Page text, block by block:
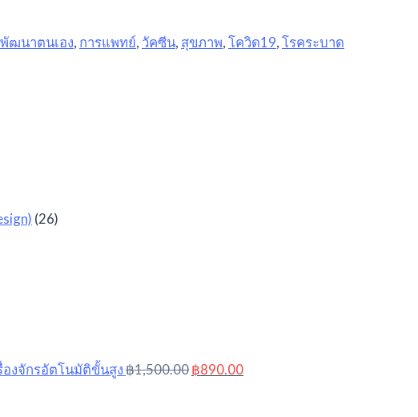
ฒนาตนเอง, การแพทย์, วัคซีน, สุขภาพ,โควิด19,โรคระบาด
(26)
งจักรอัตโนมัติขั้นสูง฿1,500.00฿890.00